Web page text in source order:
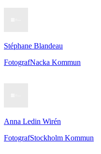
Stéphane Blandeau
FotografNacka Kommun
Anna Ledin Wirén
FotografStockholm Kommun